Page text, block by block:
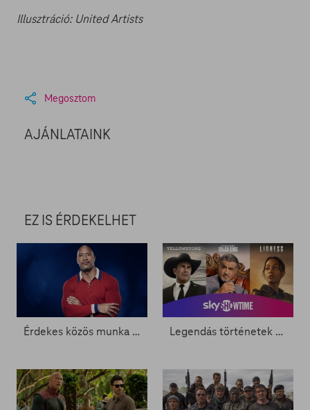
Illusztráció: United Artists
Megosztom
AJÁNLATAINK
EZ IS ÉRDEKELHET
Érdekes közös munka a láthatáron - Zacc nélkül 1927. Legendás történetek és izgalmas bűnügyek a SkyShowtime-on